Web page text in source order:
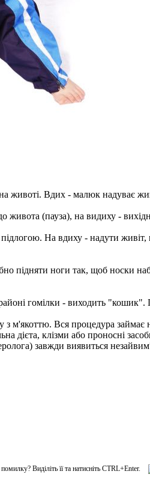
Вдих - малюк надуває
живота (пауза), на видиху -
На вдиху - надути
підняти ноги так, щоб носки
гомілки - виходить "кошик".
з м'якоттю. Вся процедура
дієта, клізми або проносні
завжди виявиться
Виділіть її та натисніть CTRL+Enter.